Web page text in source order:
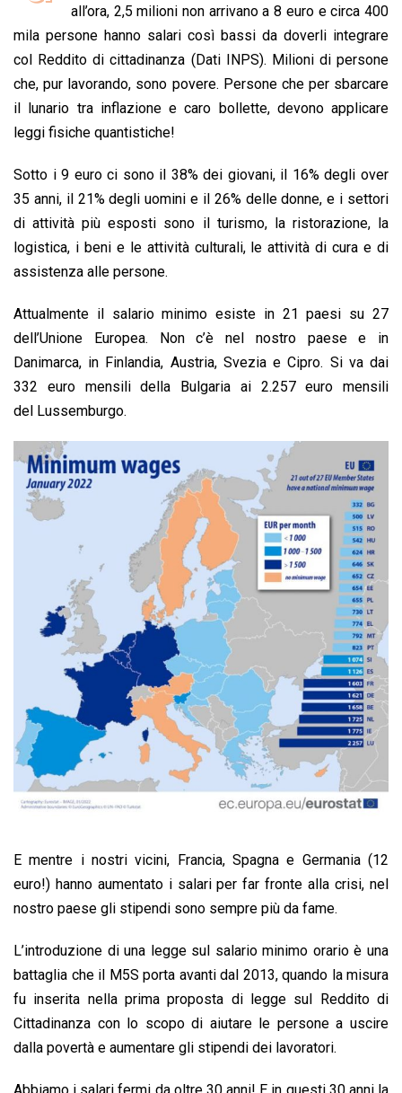
all’ora, 2,5 milioni non arrivano a 8 euro e circa 400
mila persone hanno salari così bassi da doverli integrare
col Reddito di cittadinanza (Dati INPS). Milioni di persone
che, pur lavorando, sono povere. Persone che per sbarcare
il lunario tra inflazione e caro bollette, devono applicare
leggi fisiche quantistiche!
Sotto i 9 euro ci sono il 38% dei giovani, il 16% degli over
35 anni, il 21% degli uomini e il 26% delle donne, e i settori
di attività più esposti sono il turismo, la ristorazione, la
logistica, i beni e le attività culturali, le attività di cura e di
assistenza alle persone.
Attualmente il salario minimo esiste in 21 paesi su 27
dell’Unione Europea. Non c’è nel nostro paese e in
Danimarca, in Finlandia, Austria, Svezia e Cipro. Si va dai
332 euro mensili della Bulgaria ai 2.257 euro mensili
del Lussemburgo.
E mentre i nostri vicini, Francia, Spagna e Germania (12
euro!) hanno aumentato i salari per far fronte alla crisi, nel
nostro paese gli stipendi sono sempre più da fame.
L’introduzione di una legge sul salario minimo orario è una
battaglia che il M5S porta avanti dal 2013, quando la misura
fu inserita nella prima proposta di legge sul Reddito di
Cittadinanza con lo scopo di aiutare le persone a uscire
dalla povertà e aumentare gli stipendi dei lavoratori.